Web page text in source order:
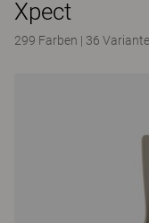
Xpect
299 Farben | 36